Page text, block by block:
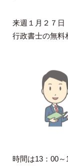
来週１月２７日
行政書士の無料
時間は13：00～